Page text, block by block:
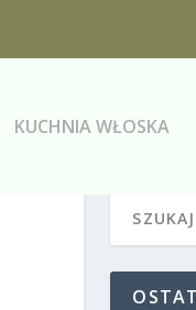
KUCHNIA WŁOSKA